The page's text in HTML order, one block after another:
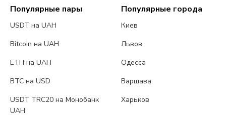
Популярные пары
USDT на UAH
Bitcoin на UAH
ETH на UAH
BTC на USD
USDT TRC20 на Монобанк
UAH
Популярные города
Киев
Львов
Одесса
Варшава
Харьков